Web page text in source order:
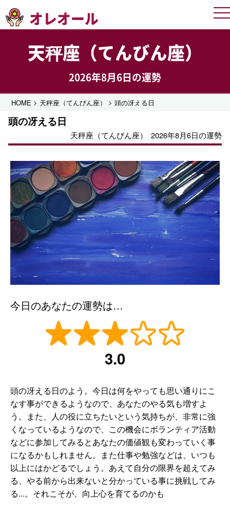
オレオール
天秤座（てんびん座）
2026年8月6日の運勢
HOME > 天秤座（てんびん座） >頭の冴える日
頭の冴える日
天秤座（てんびん座） 2026年8月6日の運勢
今日のあなたの運勢は…
3.0
頭の冴える日のよう。今日は何をやっても思い通りにこ
なす事ができるようなので、あなたのやる気も増すよ
う。また、人の役に立ちたいという気持ちが、非常に強
くなっているようなので、この機会にボランティア活動
などに参加してみるとあなたの価値観も変わっていく事
になるかもしれません。また仕事や勉強などは、いつも
以上にはかどるでしょう。あえて自分の限界を超えてみ
る、やる前から出来ないと分かっている事に挑戦してみ
る...。それこそが、向上心を育てるのかも